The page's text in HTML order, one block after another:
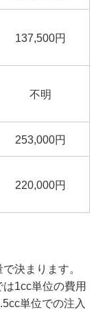
137,500円
不明
253,000円
220,000円
決まります。
1cc単位の費用
単位での注入